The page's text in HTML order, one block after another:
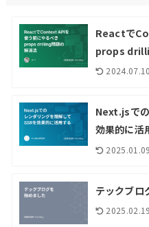
Reactで
props
2024.07.10
Next.jsで
効果的に活
2025.01.09
テックブロ
2025.02.19